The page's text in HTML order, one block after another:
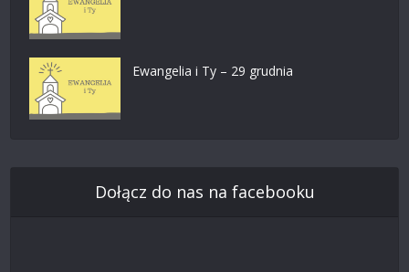
Ewangelia i Ty – 29 grudnia
Dołącz do nas na facebooku